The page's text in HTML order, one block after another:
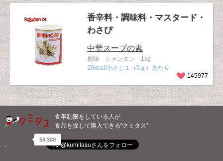
香辛料・調味料・マスタード・
わさび
中華スープの素
創味 シャンタン 1kg
20kcal/小さじ１（5ｇ）あたり
145977
食事制限をしている人が
食品を探して購入できる“クミタス”
58,380